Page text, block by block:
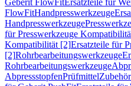
Geberit FlowFitErsatzteile für
FlowFitHandpresswerkzeuge
Handpresswerkzeuge
für Presswerkzeuge
Kompatibilität [2]Ersatzteile für
[2]Rohrbearbeitungswerkzeuge
Rohrbearbeitungswerkzeuge
AbpressstopfenPrüfmittelZubehör